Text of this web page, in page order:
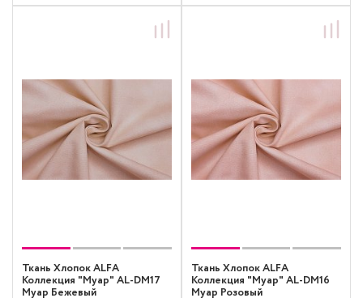
Ткань Хлопок ALFA
Коллекция "Муар" AL-DM17
Муар Бежевый
Ткань Хлопок ALFA
Коллекция "Муар" AL-DM16
Муар Розовый